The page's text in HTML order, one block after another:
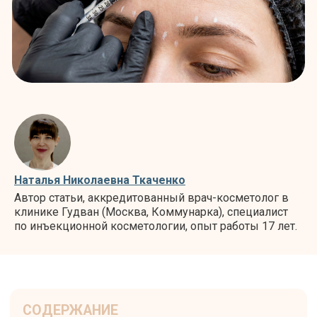
Наталья Николаевна Ткаченко
Автор статьи, аккредитованный врач-косметолог в
клинике Гудван (Москва, Коммунарка), специалист
по инъекционной косметологии, опыт работы 17 лет.
СОДЕРЖАНИЕ
Что такое ботулинотерапия
Как это работает?
Кому подходит процедура
Преимущества метода
Механизм действия и суть процедуры
Почему ботокс — не всегда «Ботокс»?
Ботулинотерапия как часть комплексного подхода
Популярные комбинации комплексного подхода